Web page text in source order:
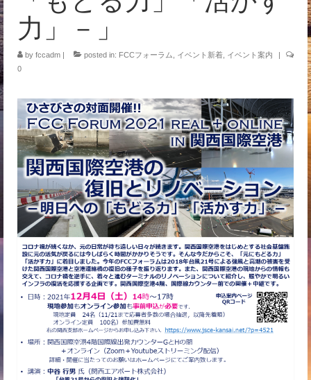
力」－」
by fccadm | posted in: FCCフォーラム イベント新着 イベント案内
|
0